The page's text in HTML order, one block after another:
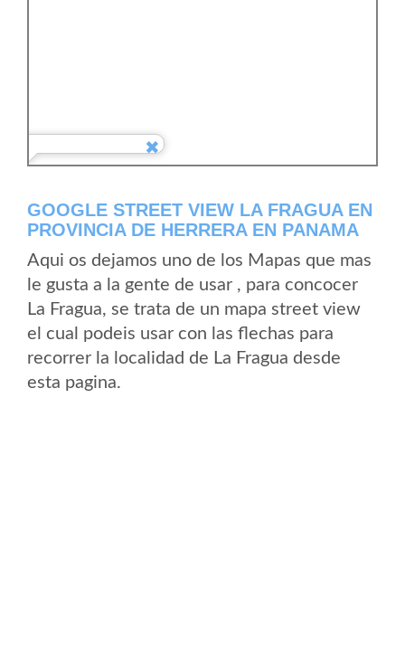
GOOGLE STREET VIEW LA FRAGUA EN
PROVINCIA DE HERRERA EN PANAMA
Aqui os dejamos uno de los Mapas que mas
le gusta a la gente de usar , para concocer
La Fragua, se trata de un mapa street view
el cual podeis usar con las flechas para
recorrer la localidad de La Fragua desde
esta pagina.